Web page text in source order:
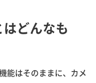
どんなも
能はそのままに、カメ